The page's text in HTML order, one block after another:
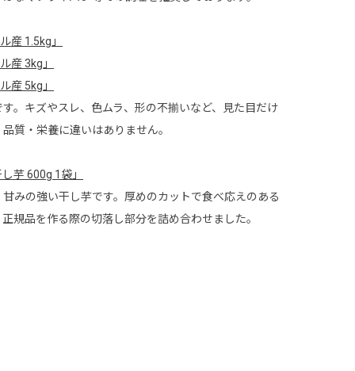
産 1.5kg」
産 3kg」
産 5kg」
。キズやスレ、色ムラ、形の不揃いなど、見た目だけ
質・栄養に違いはありません。
芋 600g 1袋」
みの強い干し芋です。厚めのカットで食べ応えのある
規品を作る際の切落し部分を詰め合わせました。